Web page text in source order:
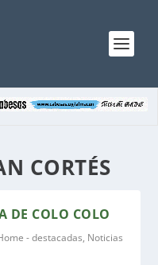
CORTÉS
DE COLO COLO
- destacadas, Noticias